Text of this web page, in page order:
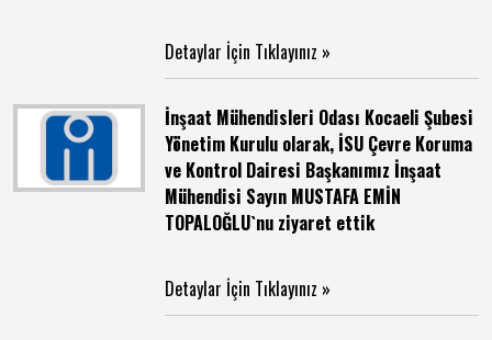
Detaylar İçin Tıklayınız »
İnşaat Mühendisleri Odası Kocaeli Şubesi
Yönetim Kurulu olarak, İSU Çevre Koruma
ve Kontrol Dairesi Başkanımız İnşaat
Mühendisi Sayın MUSTAFA EMİN
TOPALOĞLU`nu ziyaret ettik
Detaylar İçin Tıklayınız »